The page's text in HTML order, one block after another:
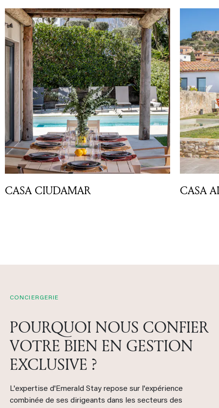
CASA CIUDAMAR CASA
CONCIERGERIE
POURQUOI NOUS CONFIER
VOTRE BIEN EN GESTION
EXCLUSIVE ?
L'expertise d'Emerald Stay repose sur l'expérience
combinée de ses dirigeants dans les secteurs des